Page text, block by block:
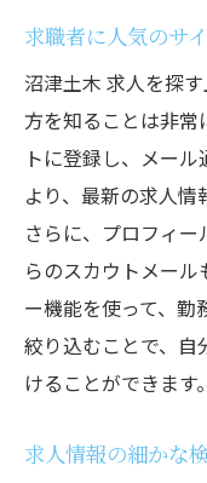
求職者に人気のサ
沼津土木 求人を探
方を知ることは非常
トに登録し、メー
より、最新の求人情
さらに、プロフィ
らのスカウトメー
ー機能を使って、勤
絞り込むことで、自
けることができます。
求人情報の細かな